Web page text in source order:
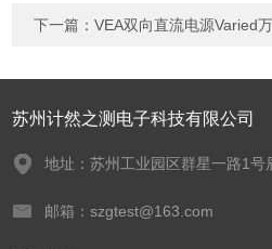
下一篇：VEA双向直流电源Varied
苏州计然之测电子科技有限公司
地址：苏州工业园区群星一路1号
邮箱：szgtest@163.com